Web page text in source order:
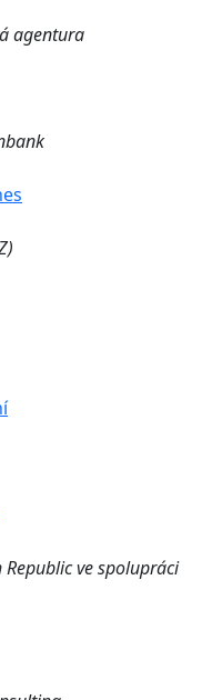
agentura
Republic ve spolupráci